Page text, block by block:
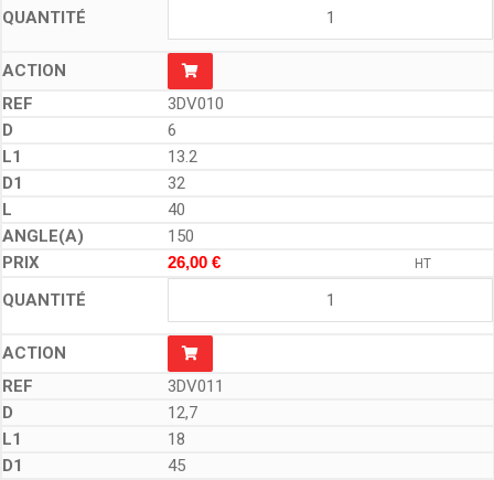
3DV010
6
13.2
32
40
150
26,00 € HT
3DV011
12,7
18
45